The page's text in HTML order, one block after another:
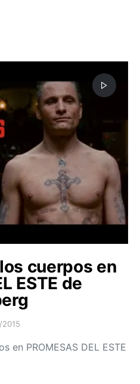
cuerpos en
ESTE de
2015
en PROMESAS DEL ESTE